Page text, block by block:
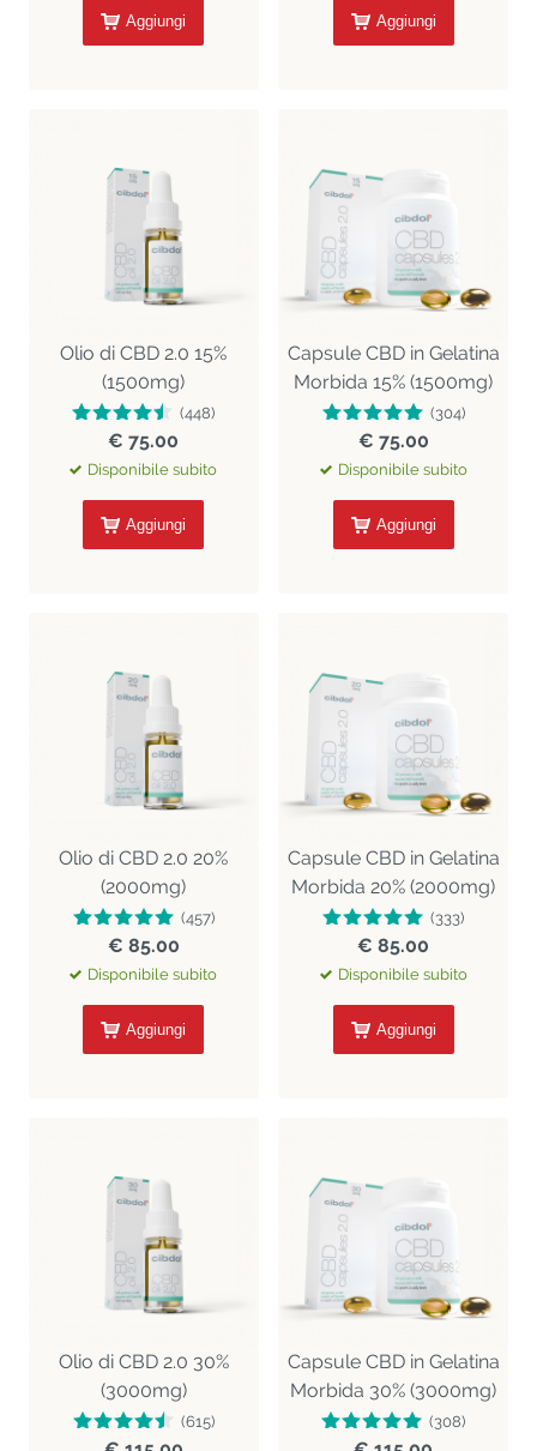
Aggiungi Aggiungi
Olio di CBD 2.0 15%
(1500mg)
(448)
€ 75.00
Disponibile subito
Aggiungi
Capsule CBD in Gelatina
Morbida 15% (1500mg)
(304)
€ 75.00
Disponibile subito
Aggiungi
Olio di CBD 2.0 20%
(2000mg)
(457)
€ 85.00
Disponibile subito
Aggiungi
Capsule CBD in Gelatina
Morbida 20% (2000mg)
(333)
€ 85.00
Disponibile subito
Aggiungi
Olio di CBD 2.0 30%
(3000mg)
(615)
Capsule CBD in Gelatina
Morbida 30% (3000mg)
(308)